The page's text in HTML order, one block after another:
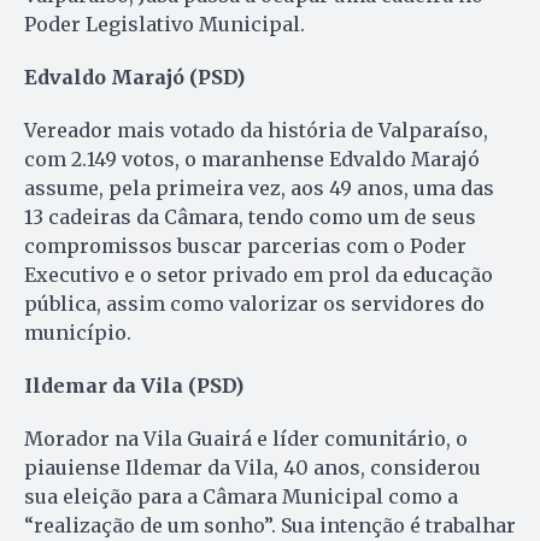
Poder Legislativo Municipal.
Edvaldo Marajó (PSD)
Vereador mais votado da história de Valparaíso,
com 2.149 votos, o maranhense Edvaldo Marajó
assume, pela primeira vez, aos 49 anos, uma das
13 cadeiras da Câmara, tendo como um de seus
compromissos buscar parcerias com o Poder
Executivo e o setor privado em prol da educação
pública, assim como valorizar os servidores do
município.
Ildemar da Vila (PSD)
Morador na Vila Guairá e líder comunitário, o
piauiense Ildemar da Vila, 40 anos, considerou
sua eleição para a Câmara Municipal como a
“realização de um sonho”. Sua intenção é trabalhar